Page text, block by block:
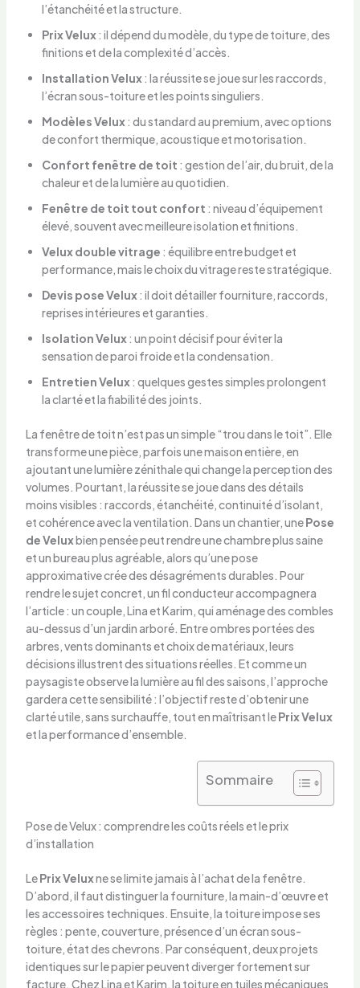
l’étanchéité et la structure.
Prix Velux: il dépend du modèle, du type de toiture, des
finitions et de la complexité d’accès.
Installation Velux: la réussite se joue sur les raccords,
l’écran sous-toiture et les points singuliers.
Modèles Velux: du standard au premium, avec options
de confort thermique, acoustique et motorisation.
Confort fenêtre de toit : gestion de l’air, du bruit, de la
chaleur et de la lumière au quotidien.
Fenêtre de toit tout confort : niveau d’équipement
élevé, souvent avec meilleure isolation et finitions.
Velux double vitrage : équilibre entre budget et
performance, mais le choix du vitrage reste stratégique.
Devis pose Velux: il doit détailler fourniture, raccords,
reprises intérieures et garanties.
Isolation Velux: un point décisif pour éviter la
sensation de paroi froide et la condensation.
Entretien Velux: quelques gestes simples prolongent
la clarté et la fiabilité des joints.
La fenêtre de toit n’est pas un simple “trou dans le toit”. Elle
transforme une pièce, parfois une maison entière, en
ajoutant une lumière zénithale qui change la perception des
volumes. Pourtant, la réussite se joue dans des détails
moins visibles : raccords, étanchéité, continuité d’isolant,
et cohérence avec la ventilation. Dans un chantier, unePose
de Veluxbien pensée peut rendre une chambre plus saine
et un bureau plus agréable, alors qu’une pose
approximative crée des désagréments durables. Pour
rendre le sujet concret, un fil conducteur accompagnera
l’article : un couple, Lina et Karim, qui aménage des combles
au-dessus d’un jardin arboré. Entre ombres portées des
arbres, vents dominants et choix de matériaux, leurs
décisions illustrent des situations réelles. Et comme un
paysagiste observe la lumière au fil des saisons, l’approche
gardera cette sensibilité : l’objectif reste d’obtenir une
clarté utile, sans surchauffe, tout en maîtrisant lePrix Velux
et la performance d’ensemble.
Sommaire
Pose de Velux : comprendre les coûts réels et le prix
d’installation
LePrix Veluxne se limite jamais à l’achat de la fenêtre.
D’abord, il faut distinguer la fourniture, la main-d’œuvre et
les accessoires techniques. Ensuite, la toiture impose ses
règles : pente, couverture, présence d’un écran sous-
toiture, état des chevrons. Par conséquent, deux projets
identiques sur le papier peuvent diverger fortement sur
facture. Chez Lina et Karim, la toiture en tuiles mécaniques